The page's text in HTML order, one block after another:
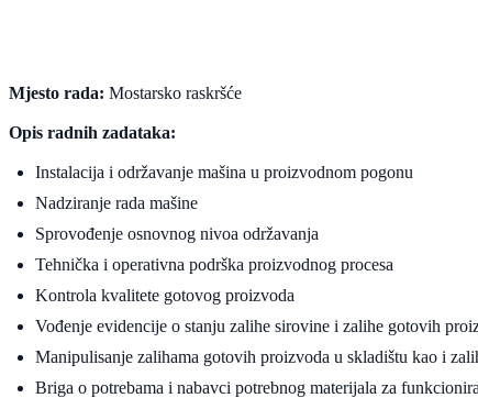
Mjesto rada: Mostarsko raskršće
Opis radnih zadataka:
Instalacija i održavanje mašina u proizvodnom pogonu
Nadziranje rada mašine
Sprovođenje osnovnog nivoa održavanja
Tehnička i operativna podrška proizvodnog procesa
Kontrola kvalitete gotovog proizvoda
Vođenje evidencije o stanju zalihe sirovine i zalihe gotovih
Manipulisanje zalihama gotovih proizvoda u skladištu kao i
Briga o potrebama i nabavci potrebnog materijala za